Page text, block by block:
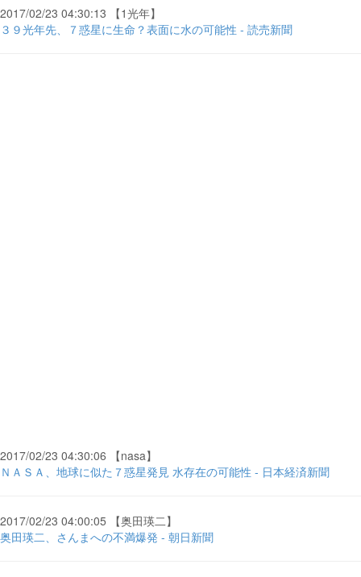
2017/02/23 04:30:13 【1光年】
３９光年先、７惑星に生命？表面に水の可能性 - 読売新聞
2017/02/23 04:30:06 【nasa】
ＮＡＳＡ、地球に似た７惑星発見 水存在の可能性 - 日本経済新聞
2017/02/23 04:00:05 【奥田瑛二】
奥田瑛二、さんまへの不満爆発 - 朝日新聞